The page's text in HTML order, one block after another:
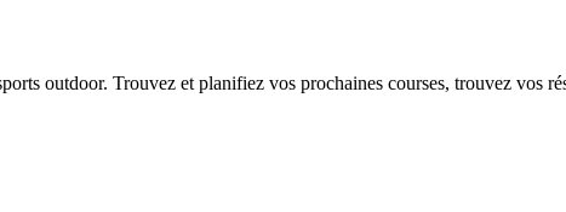
outdoor. Trouvez et planifiez vos prochaines courses, trouvez vos